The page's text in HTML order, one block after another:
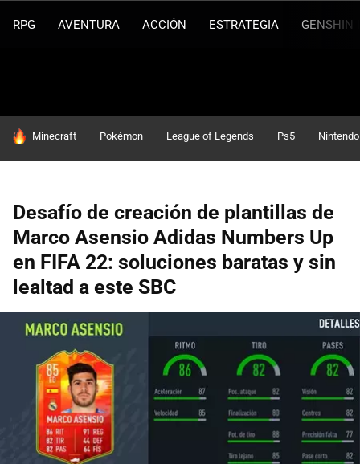
RPG AVENTURA ACCIÓN ESTRATEGIA GENSHIN
HOY SE HABLA DE
Minecraft Pokémon League of Legends Ps5
Desafío de creación de plantillas de
Marco Asensio Adidas Numbers Up
en FIFA 22: soluciones baratas y sin
lealtad a este SBC